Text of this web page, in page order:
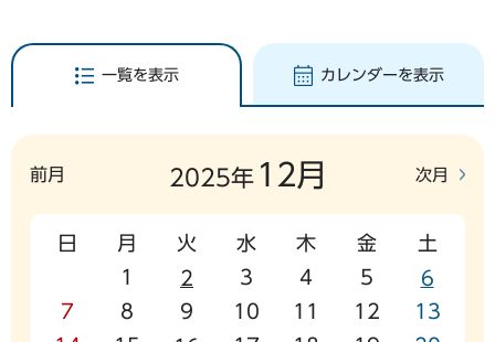
一覧を表示 カレンダーを表示
2025年 12月
前月 次月
日 月 火 水 木 金
土
1
2 3 4 5
6
7
8 9 10 11 12
13